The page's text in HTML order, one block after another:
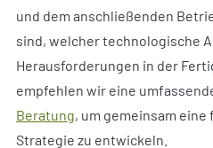
und dem anschließenden
sind, welcher technologische
Herausforderungen in der
empfehlen wir eine
Beratung, um gemeinsam
Strategie zu entwickeln.